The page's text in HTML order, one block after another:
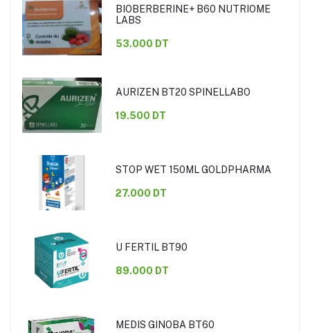
BIOBERBERINE+ B60 NUTRIOME
LABS
53.000 DT
AURIZEN BT20 SPINELLABO
19.500 DT
STOP WET 150ML GOLDPHARMA
27.000 DT
U FERTIL BT90
89.000 DT
MEDIS GINOBA BT60